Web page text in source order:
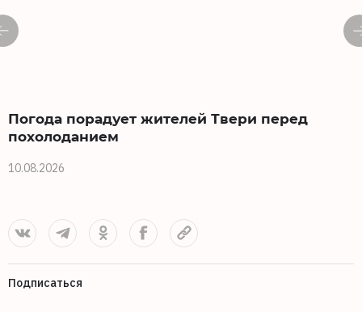
Погода порадует жителей Твери перед
похолоданием
10.08.2026
Подписаться